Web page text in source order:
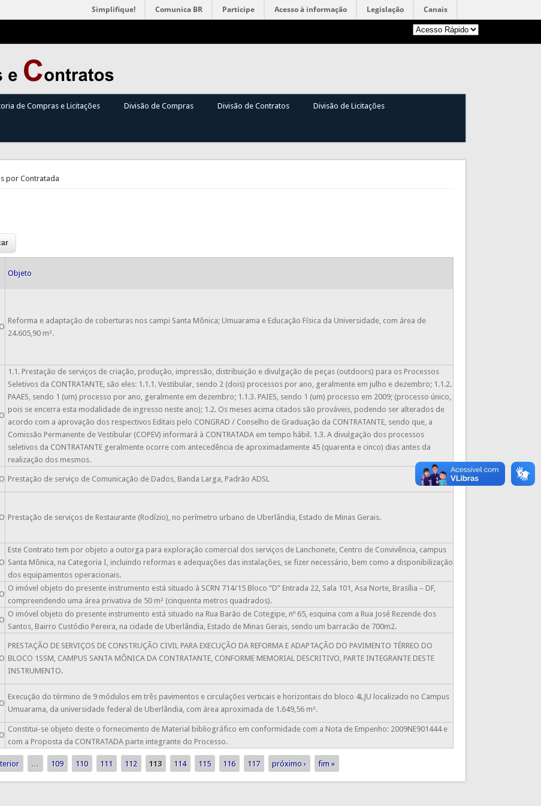
Simplifique! Comunica BR Participe Acesso à informação Legislação Canais
de Compras e Licitações Divisão de Compras Divisão de Contratos Divisão de Licitações
por Contratada
Objeto
Reforma e adaptação de coberturas nos campi Santa Mônica; Umuarama e Educação Física da Universidade, com área de
24.605,90 m².
1.1. Prestação de serviços de criação, produção, impressão, distribuição e divulgação de peças (outdoors) para os Processos
Seletivos da CONTRATANTE, são eles: 1.1.1. Vestibular, sendo 2 (dois) processos por ano, geralmente em julho e dezembro; 1.1.2.
PAAES, sendo 1 (um) processo por ano, geralmente em dezembro; 1.1.3. PAIES, sendo 1 (um) processo em 2009; (processo único,
pois se encerra esta modalidade de ingresso neste ano); 1.2. Os meses acima citados são prováveis, podendo ser alterados de
acordo com a aprovação dos respectivos Editais pelo CONGRAD / Conselho de Graduação da CONTRATANTE, sendo que, a
Comissão Permanente de Vestibular (COPEV) informará à CONTRATADA em tempo hábil. 1.3. A divulgação dos processos
seletivos da CONTRATANTE geralmente ocorre com antecedência de aproximadamente 45 (quarenta e cinco) dias antes da
realização dos mesmos.
Prestação de serviço de Comunicação de Dados, Banda Larga, Padrão ADSL
Prestação de serviços de Restaurante (Rodízio), no perímetro urbano de Uberlândia, Estado de Minas Gerais.
Este Contrato tem por objeto a outorga para exploração comercial dos serviços de Lanchonete, Centro de Convivência, campus
Santa Mônica, na Categoria I, incluindo reformas e adequações das instalações, se fizer necessário, bem como a disponibilização
dos equipamentos operacionais.
O imóvel objeto do presente instrumento está situado à SCRN 714/15 Bloco “D” Entrada 22, Sala 101, Asa Norte, Brasília – DF,
compreendendo uma área privativa de 50 m² (cinquenta metros quadrados).
O imóvel objeto do presente instrumento está situado na Rua Barão de Cotegipe, nº 65, esquina com a Rua José Rezende dos
Santos, Bairro Custódio Pereira, na cidade de Uberlândia, Estado de Minas Gerais, sendo um barracão de 700m2.
PRESTAÇÃO DE SERVIÇOS DE CONSTRUÇÃO CIVIL PARA EXECUÇÃO DA REFORMA E ADAPTAÇÃO DO PAVIMENTO TÉRREO DO
BLOCO 1SSM, CAMPUS SANTA MÔNICA DA CONTRATANTE, CONFORME MEMORIAL DESCRITIVO, PARTE INTEGRANTE DESTE
INSTRUMENTO.
Execução do término de 9 módulos em três pavimentos e circulações verticais e horizontais do bloco 4LJU localizado no Campus
Umuarama, da universidade federal de Uberlândia, com área aproximada de 1.649,56 m².
Constitui-se objeto deste o fornecimento de Material bibliográfico em conformidade com a Nota de Empenho: 2009NE901444 e
com a Proposta da CONTRATADA parte integrante do Processo.
… 109 110 111 112 113 114 115 116 117 próximo › fim »